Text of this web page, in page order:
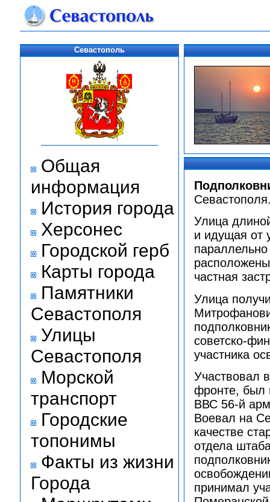
Севастополь
Общая
информация
История города
Херсонес
Городской герб
Карты города
Памятники
Севастополя
Улицы
Севастополя
Морской
транспорт
Городские
топонимы
Факты из жизни
Города
Улица
и идущая от
частная
Улица
советско-
участника
Участвовал
фронте, был
ВВС 56-й
Воевал на
качестве
отдела
принимал